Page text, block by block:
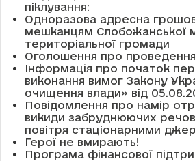
піклування:
Одноразова адресна
мешканцям Слобожанської
територіальної громади
Оголошення про
Інформація про початок
виконання вимог Закону
очищення влади» від
Повідомлення про намір
викиди забруднюючих
повітря стаціонарними
Герої не вмирають!
Програма фінансової